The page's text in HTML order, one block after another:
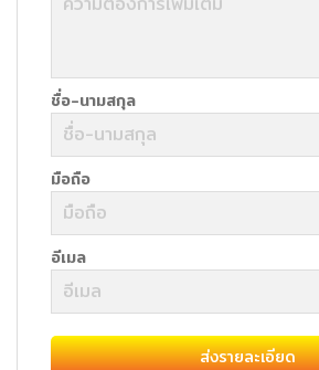
ชื่อ-นามสกุล
มือถือ
อีเมล
ส่งรายละเอียด